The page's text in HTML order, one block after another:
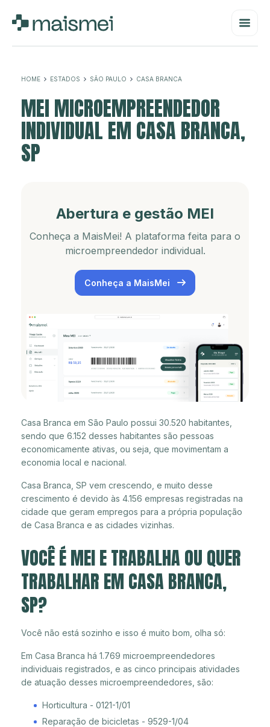
HOME ESTADOS SÃO PAULO CASA BRANCA
MEI MICROEMPREENDEDOR
INDIVIDUAL EM CASA BRANCA,
SP
Abertura e gestão MEI
Conheça a MaisMei! A plataforma feita para o
microempreendedor individual.
Conheça a MaisMei
Casa Branca em São Paulo possui 30.520 habitantes,
sendo que 6.152 desses habitantes são pessoas
economicamente ativas, ou seja, que movimentam a
economia local e nacional.
Casa Branca, SP vem crescendo, e muito desse
crescimento é devido às 4.156 empresas registradas na
cidade que geram empregos para a própria população
de Casa Branca e as cidades vizinhas.
VOCÊ É MEI E TRABALHA OU QUER
TRABALHAR EM CASA BRANCA,
SP?
Você não está sozinho e isso é muito bom, olha só:
Em Casa Branca há 1.769 microempreendedores
individuais registrados, e as cinco principais atividades
de atuação desses microempreendedores, são:
Horticultura - 0121-1/01
Reparação de bicicletas - 9529-1/04